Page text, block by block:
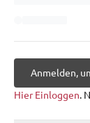
Anmelden,
Hier Einloggen.